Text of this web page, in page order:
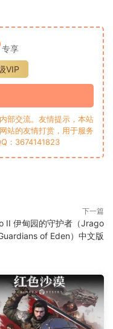
专享
VIP
部交流。友情提示，本站
站的友情打赏，用于服务
：3674141823
下一篇
II 伊甸园的守护者（Jrago
of Eden）中文版